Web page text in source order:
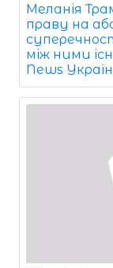
Меланія
праву на
між ними
News